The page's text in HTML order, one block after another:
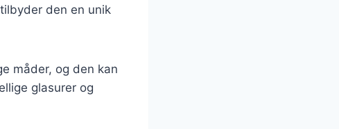
den en unik
måder, og den kan
glasurer og